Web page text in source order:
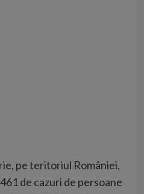
pe teritoriul României,
de cazuri de persoane